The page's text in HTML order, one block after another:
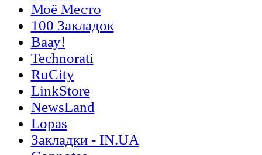
Моё Место
100 Закладок
Ваау!
Technorati
RuCity
LinkStore
NewsLand
Lopas
Закладки - IN.UA